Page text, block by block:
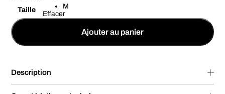
Taille
M
Effacer
Ajouter au panier
Description